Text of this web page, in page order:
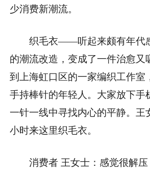
少消费新潮流。
织毛衣——听起来颇有年代
的潮流改造，变成了一件治愈又
到上海虹口区的一家编织工作室
手持棒针的年轻人。大家放下手
一针一线中寻找内心的平静。王
小时来这里织毛衣。
消费者 王女士：感觉很解